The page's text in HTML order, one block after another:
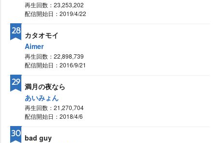
再生回数：23,253,202
配信開始日：2019/4/22
カタオモイ
Aimer
再生回数：22,898,739
配信開始日：2016/9/21
28
満月の夜なら
あいみょん
再生回数：21,270,704
配信開始日：2018/4/6
29
bad guy
30